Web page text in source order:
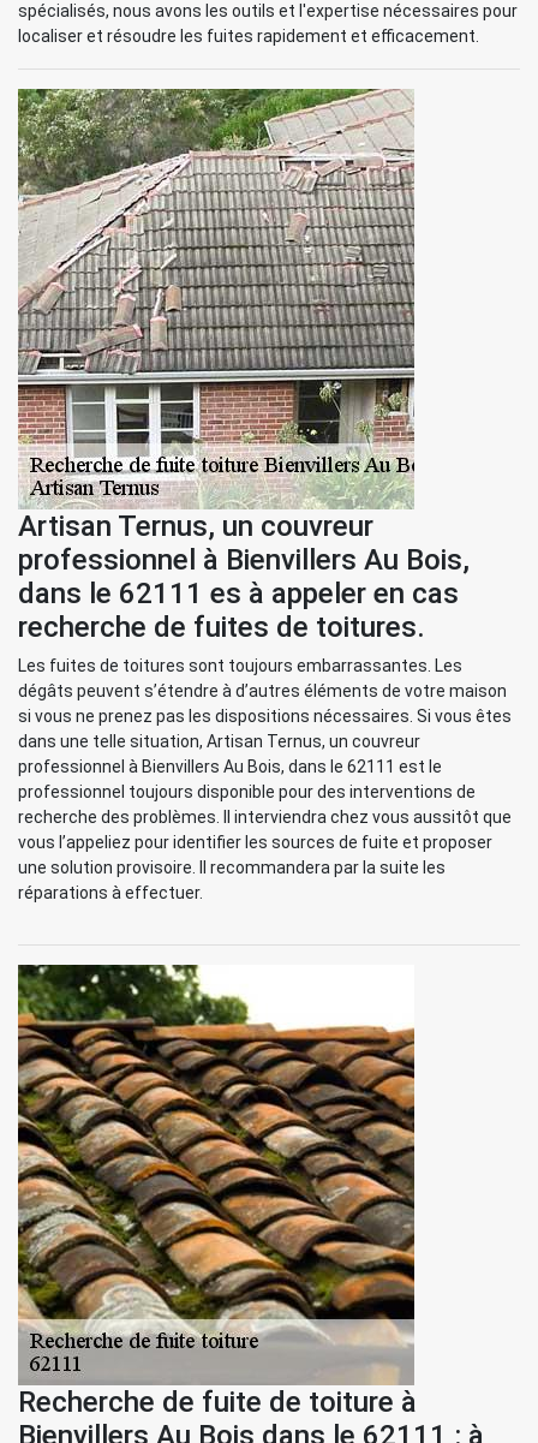
spécialisés, nous avons les outils et l'expertise nécessaires pour
localiser et résoudre les fuites rapidement et efficacement.
Artisan Ternus, un couvreur
professionnel à Bienvillers Au Bois,
dans le 62111 es à appeler en cas
recherche de fuites de toitures.
Les fuites de toitures sont toujours embarrassantes. Les
dégâts peuvent s’étendre à d’autres éléments de votre maison
si vous ne prenez pas les dispositions nécessaires. Si vous êtes
dans une telle situation, Artisan Ternus, un couvreur
professionnel à Bienvillers Au Bois, dans le 62111 est le
professionnel toujours disponible pour des interventions de
recherche des problèmes. Il interviendra chez vous aussitôt que
vous l’appeliez pour identifier les sources de fuite et proposer
une solution provisoire. Il recommandera par la suite les
réparations à effectuer.
Recherche de fuite de toiture à
Bienvillers Au Bois dans le 62111 : à